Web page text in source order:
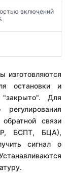
включений
изготовляются
остановки и
Для
связи
БСПТ, БЦА),
сигнал о
станавливаются